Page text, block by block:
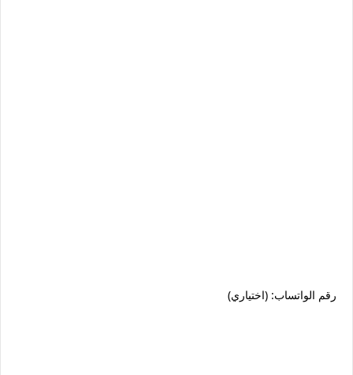
رقم الواتساب: (اختياري)